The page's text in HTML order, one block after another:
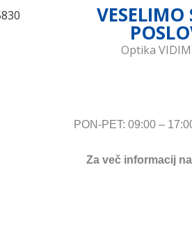
VESELIMO
Optika
PON-PET: 09:00 –
Za več informacij